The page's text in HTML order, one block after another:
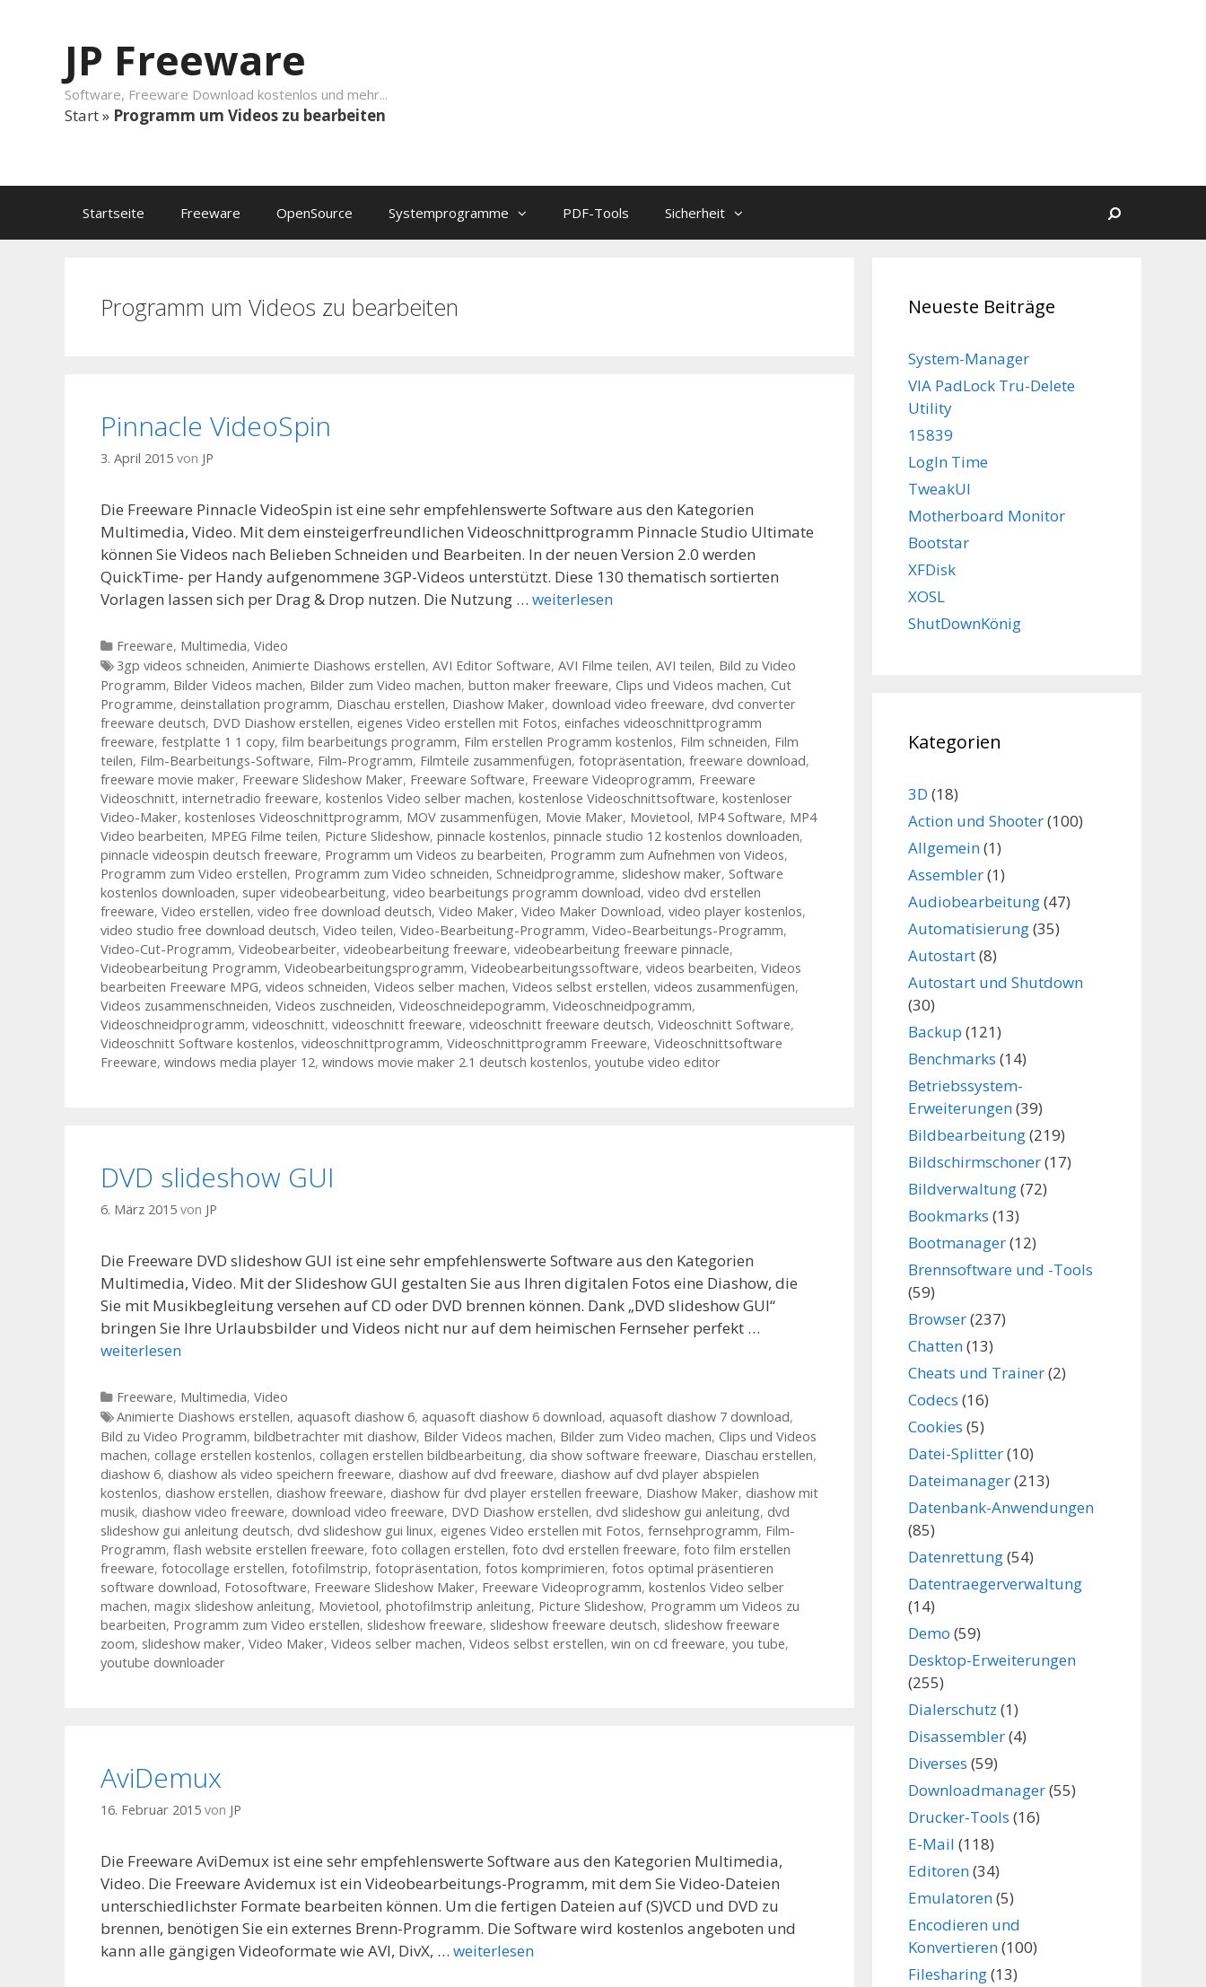
JP Freeware
Software, Freeware Download kostenlos und mehr...
Start» Programm um Videos zu bearbeiten
Startseite Freeware OpenSource Systemprogramme PDF-Tools Sicherheit Suchen
Programm um Videos zu bearbeiten
Pinnacle VideoSpin
3. April 2015 von JP
Die Freeware Pinnacle VideoSpin ist eine sehr empfehlenswerte Software aus den Kategorien
Multimedia, Video. Mit dem einsteigerfreundlichen Videoschnittprogramm Pinnacle Studio Ultimate
können Sie Videos nach Belieben Schneiden und Bearbeiten. In der neuen Version 2.0 werden
QuickTime- per Handy aufgenommene 3GP-Videos unterstützt. Diese 130 thematisch sortierten
Vorlagen lassen sich per Drag & Drop nutzen. Die Nutzung … weiterlesen
Kategorien
Freeware, Multimedia, Video
Tags
3gp videos schneiden, Animierte Diashows erstellen, AVI Editor Software, AVI Filme teilen, AVI teilen, Bild zu Video
Programm, Bilder Videos machen, Bilder zum Video machen, button maker freeware, Clips und Videos machen, Cut
Programme, deinstallation programm, Diaschau erstellen, Diashow Maker, download video freeware, dvd converter
freeware deutsch, DVD Diashow erstellen, eigenes Video erstellen mit Fotos, einfaches videoschnittprogramm
freeware, festplatte 1 1 copy, film bearbeitungs programm, Film erstellen Programm kostenlos, Film schneiden, Film
teilen, Film-Bearbeitungs-Software, Film-Programm, Filmteile zusammenfügen, fotopräsentation, freeware download,
freeware movie maker, Freeware Slideshow Maker, Freeware Software, Freeware Videoprogramm, Freeware
Videoschnitt, internetradio freeware, kostenlos Video selber machen, kostenlose Videoschnittsoftware, kostenloser
Video-Maker, kostenloses Videoschnittprogramm, MOV zusammenfügen, Movie Maker, Movietool, MP4 Software, MP4
Video bearbeiten, MPEG Filme teilen, Picture Slideshow, pinnacle kostenlos, pinnacle studio 12 kostenlos downloaden,
pinnacle videospin deutsch freeware, Programm um Videos zu bearbeiten, Programm zum Aufnehmen von Videos,
Programm zum Video erstellen, Programm zum Video schneiden, Schneidprogramme, slideshow maker, Software
kostenlos downloaden, super videobearbeitung, video bearbeitungs programm download, video dvd erstellen
freeware, Video erstellen, video free download deutsch, Video Maker, Video Maker Download, video player kostenlos,
video studio free download deutsch, Video teilen, Video-Bearbeitung-Programm, Video-Bearbeitungs-Programm,
Video-Cut-Programm, Videobearbeiter, videobearbeitung freeware, videobearbeitung freeware pinnacle,
Videobearbeitung Programm, Videobearbeitungsprogramm, Videobearbeitungssoftware, videos bearbeiten, Videos
bearbeiten Freeware MPG, videos schneiden, Videos selber machen, Videos selbst erstellen, videos zusammenfügen,
Videos zusammenschneiden, Videos zuschneiden, Videoschneidepogramm, Videoschneidpogramm,
Videoschneidprogramm, videoschnitt, videoschnitt freeware, videoschnitt freeware deutsch, Videoschnitt Software,
Videoschnitt Software kostenlos, videoschnittprogramm, Videoschnittprogramm Freeware, Videoschnittsoftware
Freeware, windows media player 12, windows movie maker 2.1 deutsch kostenlos, youtube video editor
DVD slideshow GUI
6. März 2015 von JP
Die Freeware DVD slideshow GUI ist eine sehr empfehlenswerte Software aus den Kategorien
Multimedia, Video. Mit der Slideshow GUI gestalten Sie aus Ihren digitalen Fotos eine Diashow, die
Sie mit Musikbegleitung versehen auf CD oder DVD brennen können. Dank „DVD slideshow GUI“
bringen Sie Ihre Urlaubsbilder und Videos nicht nur auf dem heimischen Fernseher perfekt …
weiterlesen
Kategorien
Freeware, Multimedia, Video
Tags
Animierte Diashows erstellen, aquasoft diashow 6, aquasoft diashow 6 download, aquasoft diashow 7 download,
Bild zu Video Programm, bildbetrachter mit diashow, Bilder Videos machen, Bilder zum Video machen, Clips und Videos
machen, collage erstellen kostenlos, collagen erstellen bildbearbeitung, dia show software freeware, Diaschau erstellen,
diashow 6, diashow als video speichern freeware, diashow auf dvd freeware, diashow auf dvd player abspielen
kostenlos, diashow erstellen, diashow freeware, diashow für dvd player erstellen freeware, Diashow Maker, diashow mit
musik, diashow video freeware, download video freeware, DVD Diashow erstellen, dvd slideshow gui anleitung, dvd
slideshow gui anleitung deutsch, dvd slideshow gui linux, eigenes Video erstellen mit Fotos, fernsehprogramm, Film-
Programm, flash website erstellen freeware, foto collagen erstellen, foto dvd erstellen freeware, foto film erstellen
freeware, fotocollage erstellen, fotofilmstrip, fotopräsentation, fotos komprimieren, fotos optimal präsentieren
software download, Fotosoftware, Freeware Slideshow Maker, Freeware Videoprogramm, kostenlos Video selber
machen, magix slideshow anleitung, Movietool, photofilmstrip anleitung, Picture Slideshow, Programm um Videos zu
bearbeiten, Programm zum Video erstellen, slideshow freeware, slideshow freeware deutsch, slideshow freeware
zoom, slideshow maker, Video Maker, Videos selber machen, Videos selbst erstellen, win on cd freeware, you tube,
youtube downloader
AviDemux
16. Februar 2015 von JP
Die Freeware AviDemux ist eine sehr empfehlenswerte Software aus den Kategorien Multimedia,
Video. Die Freeware Avidemux ist ein Videobearbeitungs-Programm, mit dem Sie Video-Dateien
unterschiedlichster Formate bearbeiten können. Um die fertigen Dateien auf (S)VCD und DVD zu
brennen, benötigen Sie ein externes Brenn-Programm. Die Software wird kostenlos angeboten und
kann alle gängigen Videoformate wie AVI, DivX, … weiterlesen
Neueste Beiträge
System-Manager
VIA PadLock Tru-Delete
Utility
15839
LogIn Time
TweakUI
Motherboard Monitor
Bootstar
XFDisk
XOSL
ShutDownKönig
Kategorien
3D (18)
Action und Shooter(100)
Allgemein(1)
Assembler(1)
Audiobearbeitung(47)
Automatisierung(35)
Autostart(8)
Autostart und Shutdown
(30)
Backup (121)
Benchmarks (14)
Betriebssystem-
Erweiterungen(39)
Bildbearbeitung(219)
Bildschirmschoner(17)
Bildverwaltung(72)
Bookmarks (13)
Bootmanager(12)
Brennsoftware und -Tools
(59)
Browser(237)
Chatten(13)
Cheats und Trainer(2)
Codecs (16)
Cookies (5)
Datei-Splitter(10)
Dateimanager(213)
Datenbank-Anwendungen
(85)
Datenrettung(54)
Datentraegerverwaltung
(14)
Demo (59)
Desktop-Erweiterungen
(255)
Dialerschutz (1)
Disassembler(4)
Diverses (59)
Downloadmanager(55)
Drucker-Tools (16)
E-Mail (118)
Editoren(34)
Emulatoren(5)
Encodieren und
Konvertieren(100)
Filesharing(13)